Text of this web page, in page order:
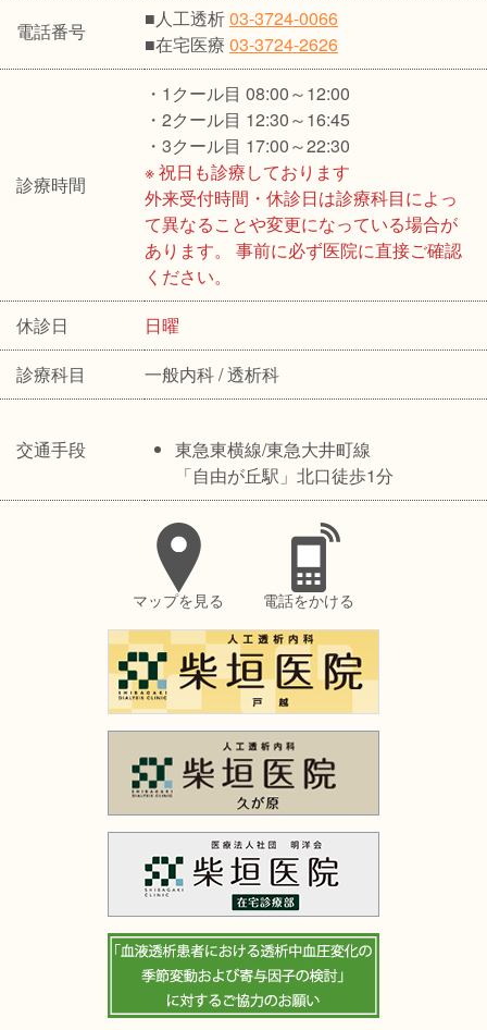
電話番号
■人工透析03-3724-0066
■在宅医療 03-3724-2626
診療時間
・1クール目 08:00～12:00
・2クール目 12:30～16:45
・3クール目 17:00～22:30
※ 祝日も診療しております
外来受付時間・休診日は診療科目によっ
て異なることや変更になっている場合が
あります。 事前に必ず医院に直接ご確認
ください。
休診日
日曜
診療科目
一般内科 / 透析科
交通手段
東急東横線/東急大井町線
「自由が丘駅」北口徒歩1分
マップを見る 電話をかける